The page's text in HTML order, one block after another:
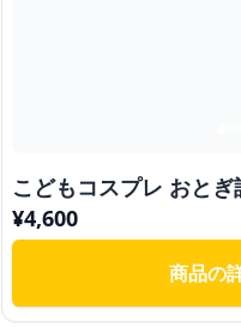
こどもコスプレ おと
¥4,600
商品の